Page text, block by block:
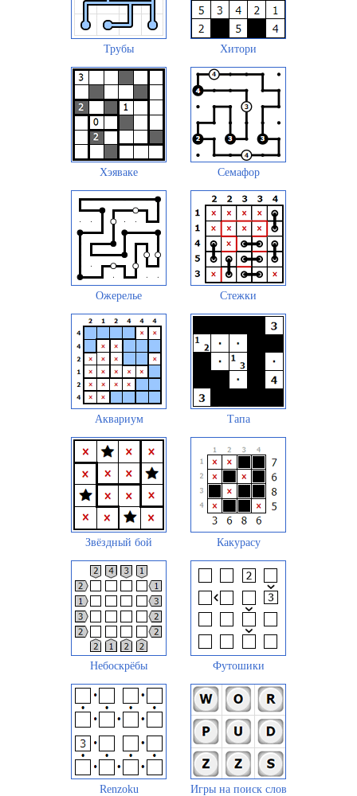
Трубы Хитори
Хэяваке Семафор
Ожерелье Стежки
Аквариум Тапа
Звёздный бой Какурасу
Небоскрёбы Футошики
Renzoku Игры на поиск слов